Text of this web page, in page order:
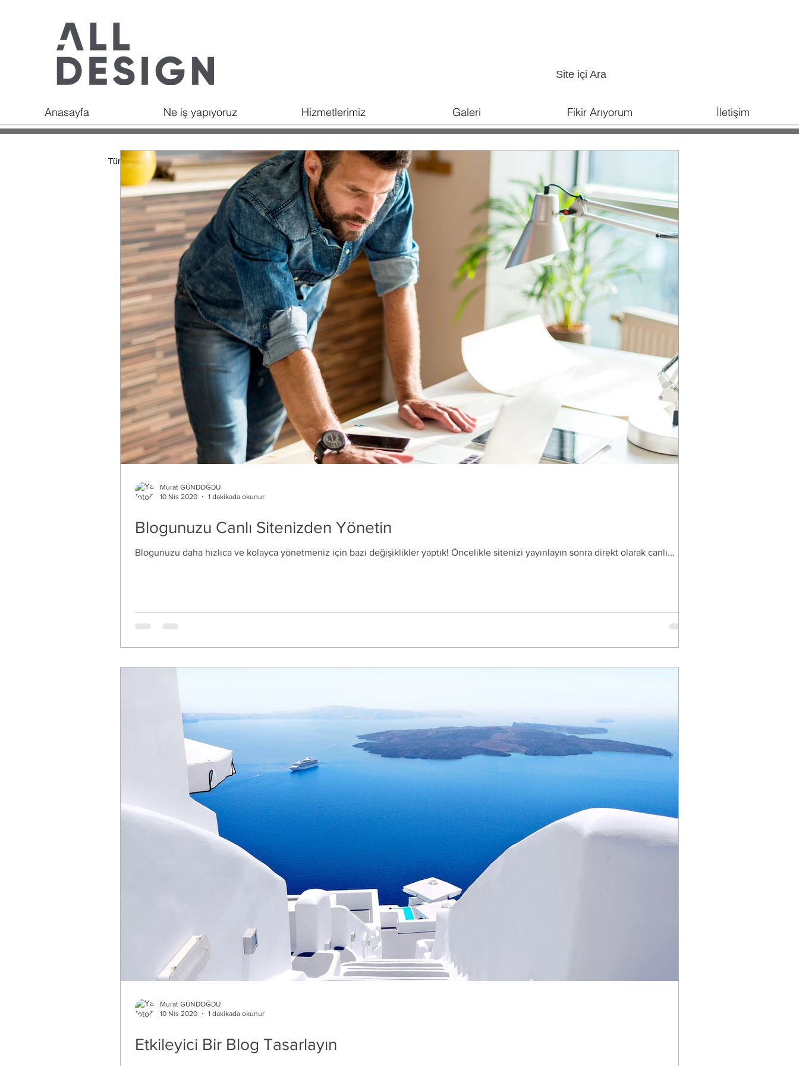
Site içi Ara
Anasayfa Ne iş yapıyoruz Hizmetlerimiz Galeri Fikir Arıyorum İletişim
Tüm Yazılar
Blog Topluluğunuzu Büyütün
Wix Blog ile yalnızca dünyayla sesinizi paylaşmakla kalmaz,
aynı zamanda aktif bir çevrimiçi topluluk da
geliştirebilirsiniz....
10 Nis 2020
1 dakikada okunur
Blogunuzu Canlı Sitenizden Yönetin
Blogunuzu daha hızlıca ve kolayca yönetmeniz için bazı değişiklikler yaptık! Öncelikle sitenizi yayınlayın sonra direkt olarak canlı...
Murat GÜNDOĞDU
10 Nis 2020
1 dakikada okunur
Etkileyici Bir Blog Tasarlayın
Murat GÜNDOĞDU
10 Nis 2020
1 dakikada okunur